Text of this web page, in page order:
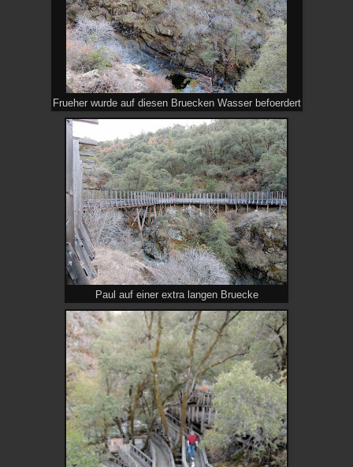
Frueher wurde auf diesen Bruecken Wasser befoerdert
Paul auf einer extra langen Bruecke